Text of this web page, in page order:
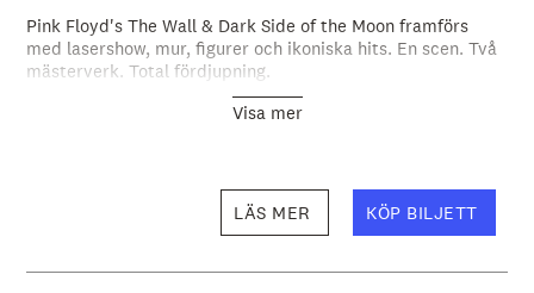
Pink Floyd's The Wall & Dark Side of the Moon framförs
med lasershow, mur, figurer och ikoniska hits. En scen. Två
mästerverk. Total fördjupning.
Visa mer
KÖP BILJETT
LÄS MER